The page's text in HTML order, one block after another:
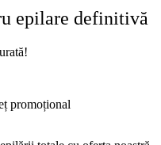
epilare definitivă
promoțional